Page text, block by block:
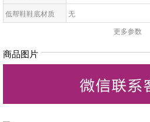
低帮鞋鞋底材质
无
鞋鞋跟高
无
低帮鞋适用对象
无
更多参数
商品图片